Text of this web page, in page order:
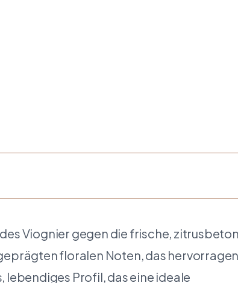
Viognier gegen die frische,
floralen Noten, das
lebendiges Profil, das eine ideale